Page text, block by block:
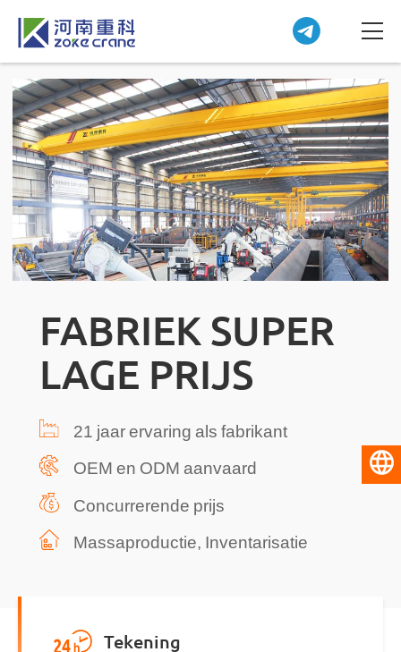
FABRIEK SUPER
LAGE PRIJS
21 jaar ervaring als fabrikant
OEM en ODM aanvaard
Concurrerende prijs
Massaproductie, Inventarisatie
Tekening
Nederlands